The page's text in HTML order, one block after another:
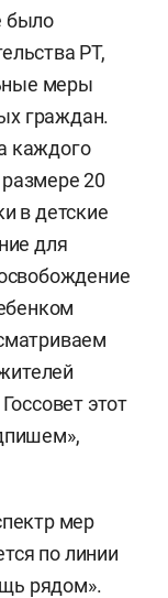
было
РТ,
меры
граждан.
каждого
20
в детские
для
этот
мер
по линии
рядом».